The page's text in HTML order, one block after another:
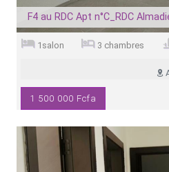
F4 au RDC Apt n°C_RDC
1salon 3 chambres
1 500 000 Fcfa